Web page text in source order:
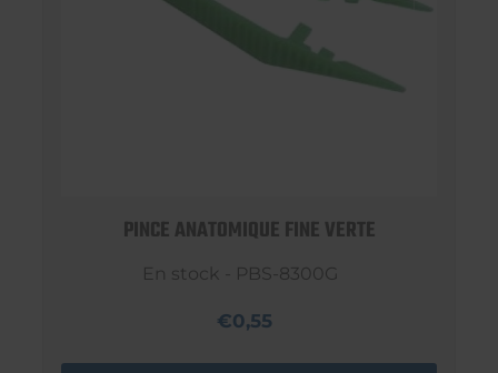
PINCE ANATOMIQUE FINE VERTE
En stock - PBS-8300G
€0,55